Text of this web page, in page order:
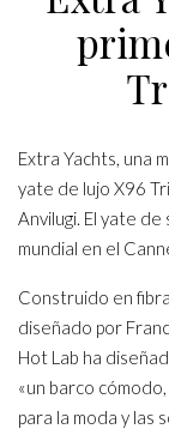
Extra Yachts, una
yate de lujo X96
Anvilugi. El yate
mundial en el
Construido en
diseñado por
Hot Lab ha
«un barco
para la moda y las